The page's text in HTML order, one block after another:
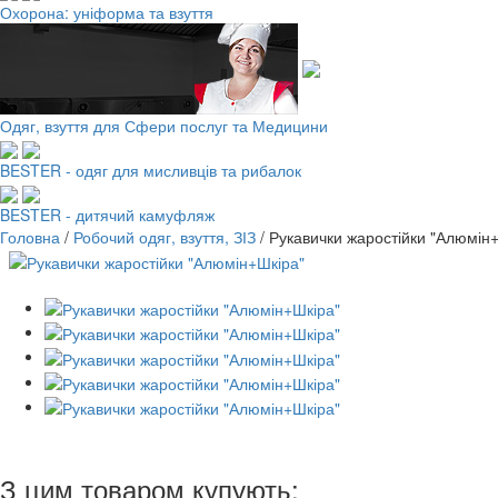
Охорона: уніформа та взуття
Одяг, взуття для Сфери послуг та Медицини
BESTER - одяг для мисливців та рибалок
BESTER - дитячий камуфляж
Головна / Робочий одяг, взуття, ЗІЗ / Рукавички жаростійки
З цим товаром купують: